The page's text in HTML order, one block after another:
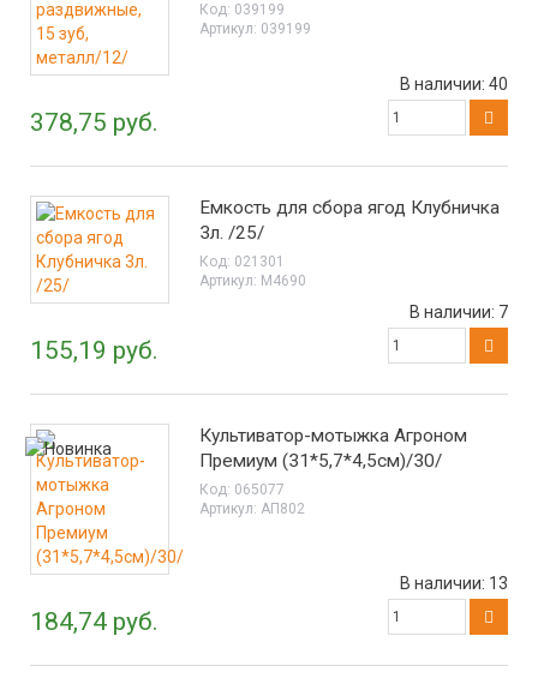
Код: 039199
Артикул: 039199
378,75 руб.
В наличии: 40
Емкость для сбора ягод Клубничка
3л. /25/
Код: 021301
Артикул: М4690
155,19 руб.
В наличии: 7
Культиватор-мотыжка Агроном
Премиум (31*5,7*4,5см)/30/
Код: 065077
Артикул: АП802
184,74 руб.
В наличии: 13